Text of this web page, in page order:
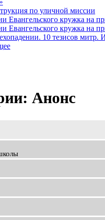
по уличной миссии
Евангельского кружка на
Евангельского кружка на
10 тезисов митр.
Анонс